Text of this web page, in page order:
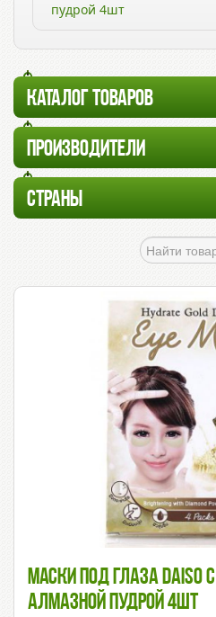
пудрой 4шт
КАТАЛОГ ТОВАРОВ
ПРОИЗВОДИТЕЛИ
СТРАНЫ
Маски Под Глаза Daiso
Алмазной Пудрой 4шт